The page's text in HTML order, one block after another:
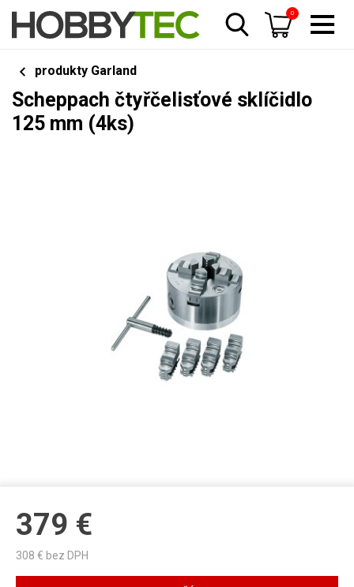
0
produkty Garland
Scheppach čtyřčelisťové sklíčidlo
125 mm (4ks)
379 €
308 € bez DPH